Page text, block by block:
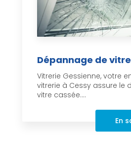
Dépannage de
Vitrerie Gessienne, votre
vitrerie à Cessy assure le
vitre cassée....
En